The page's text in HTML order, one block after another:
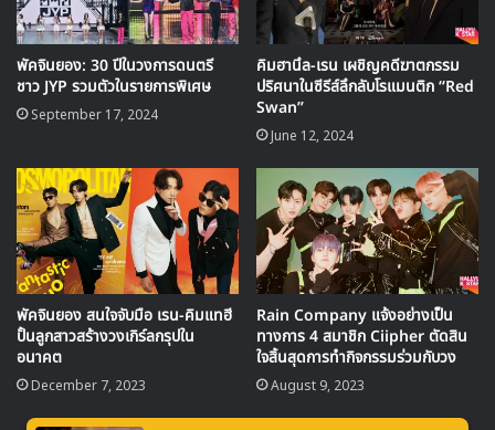
พัคจินยอง: 30 ปีในวงการดนตรี
ชาว JYP รวมตัวในรายการพิเศษ
September 17, 2024
คิมฮานึล-เรน เผชิญคดีฆาตกรรม
ปริศนาในซีรีส์ลึกลับโรแมนติก “Red
Swan”
June 12, 2024
พัคจินยอง สนใจจับมือ เรน-คิมแทฮี
ปั้นลูกสาวสร้างวงเกิร์ลกรุปใน
อนาคต
December 7, 2023
Rain Company แจ้งอย่างเป็น
ทางการ 4 สมาชิก Ciipher ตัดสิน
ใจสิ้นสุดการทำกิจกรรมร่วมกับวง
August 9, 2023